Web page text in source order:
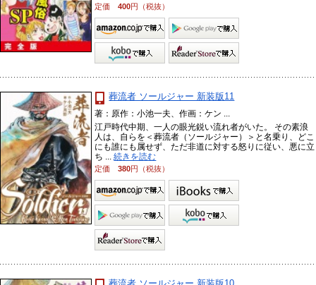
定価400円（税抜）
葬流者 ソールジャー 新装版11
著：原作：小池一夫、作画：ケン ...
江戸時代中期、一人の眼光鋭い流れ者がいた。 その素浪
人は、自らを＜葬流者（ソールジャー）＞と名乗り、どこ
にも誰にも属せず、ただ非道に対する怒りに従い、悪に立
ち ...続きを読む
定価380円（税抜）